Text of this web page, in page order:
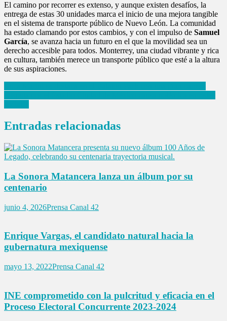
El camino por recorrer es extenso, y aunque existen desafíos, la
entrega de estas 30 unidades marca el inicio de una mejora tangible
en el sistema de transporte público de Nuevo León. La comunidad
ha estado clamando por estos cambios, y con el impulso de Samuel
García, se avanza hacia un futuro en el que la movilidad sea un
derecho accesible para todos. Monterrey, una ciudad vibrante y rica
en cultura, también merece un transporte público que esté a la altura
de sus aspiraciones.
Navegación
de
Entradas relacionadas
La Sonora Matancera lanza un álbum por su
centenario
junio 4, 2026Prensa Canal 42
Enrique Vargas, el candidato natural hacia la
gubernatura mexiquense
mayo 13, 2022Prensa Canal 42
INE comprometido con la pulcritud y eficacia en el
Proceso Electoral Concurrente 2023-2024